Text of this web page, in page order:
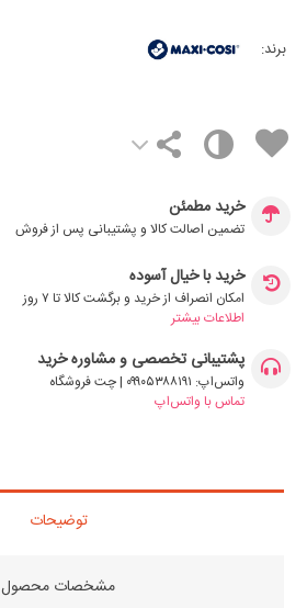
برند:
خرید مطمئن
تضمین اصالت کالا و پشتیبانی پس از فروش
خرید با خیال آسوده
امکان انصراف از خرید و برگشت کالا تا ۷ روز
اطلاعات بیشتر
پشتیبانی تخصصی و مشاوره خرید
واتس‌اپ: ۰۹۹۰۵۳۸۸۱۹۱ | چت فروشگاه
تماس با واتس‌اپ
توضیحات
مشخصات محصول